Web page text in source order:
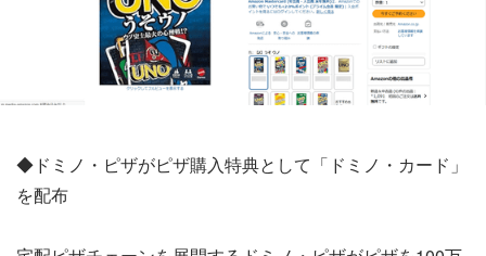
◆ドミノ・ピザがピザ購入特典として「ドミノ・カード」
を配布